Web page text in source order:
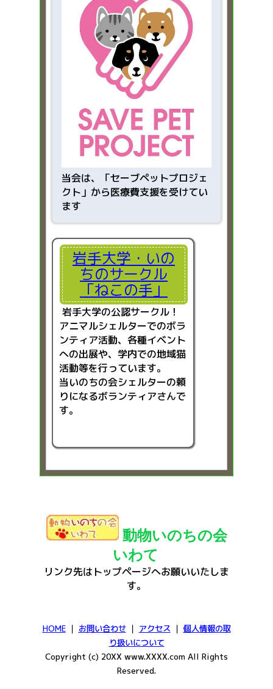
当会は、「セーブペットプロジェ
クト」から医療費支援を受けてい
ます
岩手大学・いの
ちのサークル
「ねこの手」
岩手大学の公認サークル！
アニマルシェルターでのボラ
ンティア活動、各種イベント
への出展や、学内での地域猫
活動等を行っています。
当いのちの会シェルターの頼
りになるボランティアさんで
す。
動物いのちの会
いわて
リンク先はトップページへお願いいたしま
す。
HOME｜ お問い合わせ｜ アクセス ｜ 個人情報の取
り扱いについて
Copyright (c) 20XX www.XXXX.com All Rights
Reserved.